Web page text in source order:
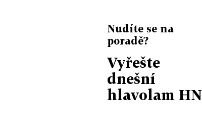
Nudíte se na
poradě?
Vyřešte
dnešní
hlavolam HN